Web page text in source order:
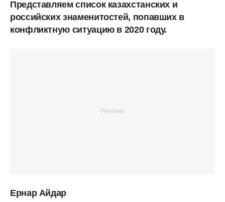
Представляем список казахстанских и
российских знаменитостей, попавших в
конфликтную ситуацию в 2020 году.
Ернар Айдар